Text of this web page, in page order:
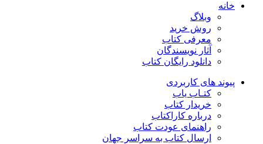
خانه
وبلاگ
روش خرید
معرفی کتاب
آثار نویسندگان
دانلود رایگان کتاب
پیوند های کاربردی
کتـاب یاب
خریدار کتاب
درباره کاراکتاب
راهنمای عودت کتاب
ارسال کتاب به سراسر جهان